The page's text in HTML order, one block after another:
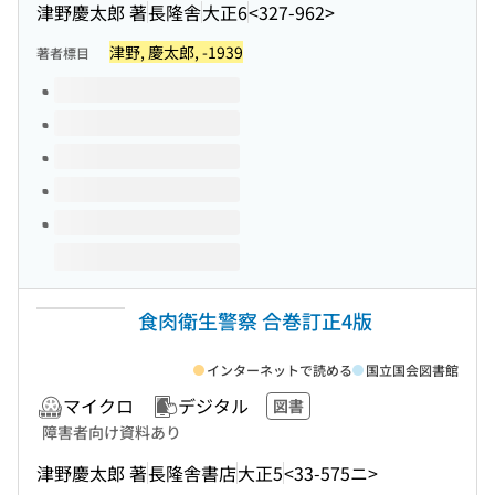
津野慶太郎 著長隆舎大正6<327-962>
著者標目 津野, 慶太郎, -1939
このタイトルの巻号
食肉衛生警察 合巻訂正4版
マイクロ デジタル
図書
障害者向け資料あり
津野慶太郎 著長隆舎書店大正5<33-575ニ>
インターネットで読める 国立国会図書館